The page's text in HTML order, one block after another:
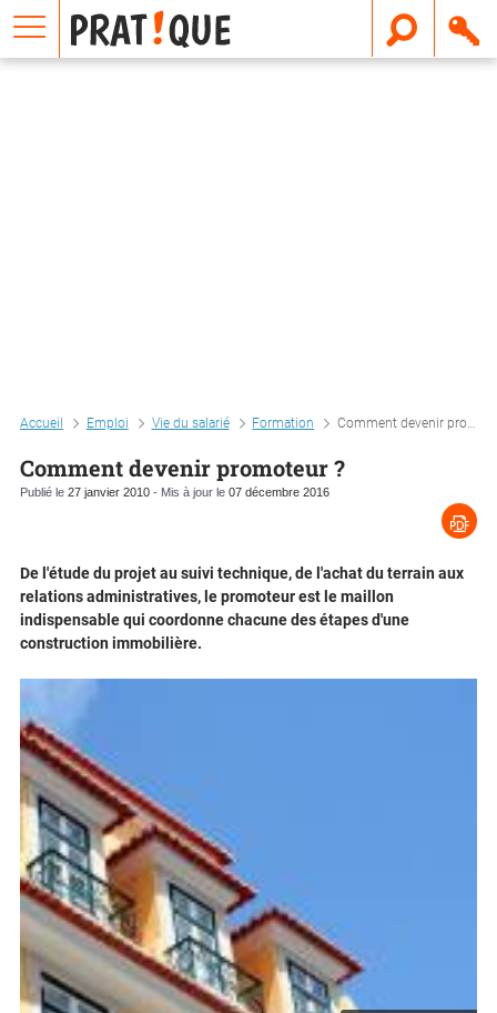
Accueil Emploi Vie du salarié Formation Comment devenir promoteur ?
Comment devenir promoteur ?
Publié le 27 janvier 2010 - Mis à jour le 07 décembre 2016
De l'étude du projet au suivi technique, de l'achat du terrain aux
relations administratives, le promoteur est le maillon
indispensable qui coordonne chacune des étapes d'une
construction immobilière.
E
m
a